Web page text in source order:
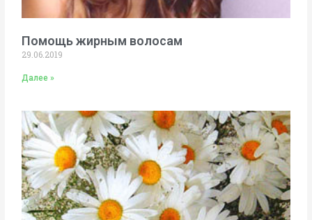
Помощь жирным волосам
29.06.2019
Далее »